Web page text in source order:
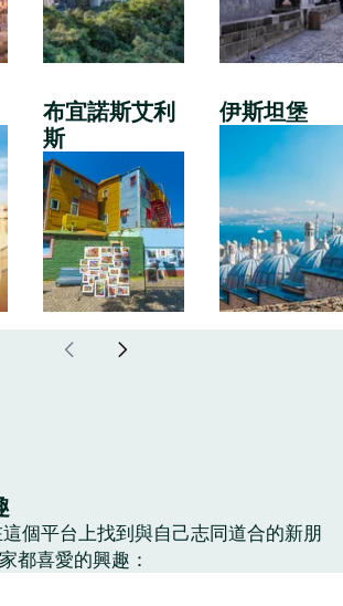
布宜諾斯艾利
斯
伊斯坦堡
個平台上找到與自己志同道合的新朋
都喜愛的興趣：